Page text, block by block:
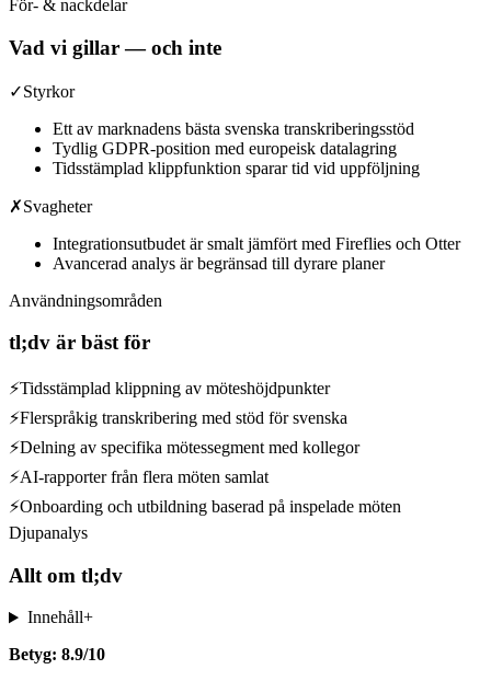
För- & nackdelar
Vad vi gillar — och inte
✓Styrkor
Ett av marknadens bästa svenska transkriberingsstöd
Tydlig GDPR-position med europeisk datalagring
Tidsstämplad klippfunktion sparar tid vid uppföljning
✗Svagheter
Integrationsutbudet är smalt jämfört med Fireflies och Otter
Avancerad analys är begränsad till dyrare planer
Användningsområden
tl;dv är bäst för
⚡Tidsstämplad klippning av möteshöjdpunkter
⚡Flerspråkig transkribering med stöd för svenska
⚡Delning av specifika mötessegment med kollegor
⚡AI-rapporter från flera möten samlat
⚡Onboarding och utbildning baserad på inspelade möten
Djupanalys
Allt om tl;dv
Innehåll+
Betyg: 8.9/10